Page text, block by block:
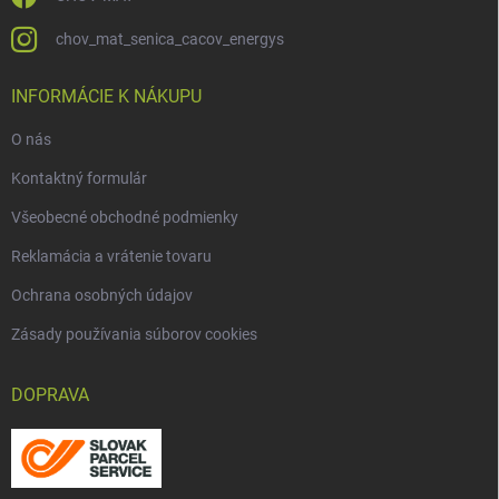
chov_mat_senica_cacov_energys
INFORMÁCIE K NÁKUPU
O nás
Kontaktný formulár
Všeobecné obchodné podmienky
Reklamácia a vrátenie tovaru
Ochrana osobných údajov
Zásady používania súborov cookies
DOPRAVA